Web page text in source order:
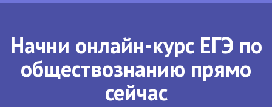
Начни онлайн-курс ЕГЭ по
обществознанию прямо
сейчас